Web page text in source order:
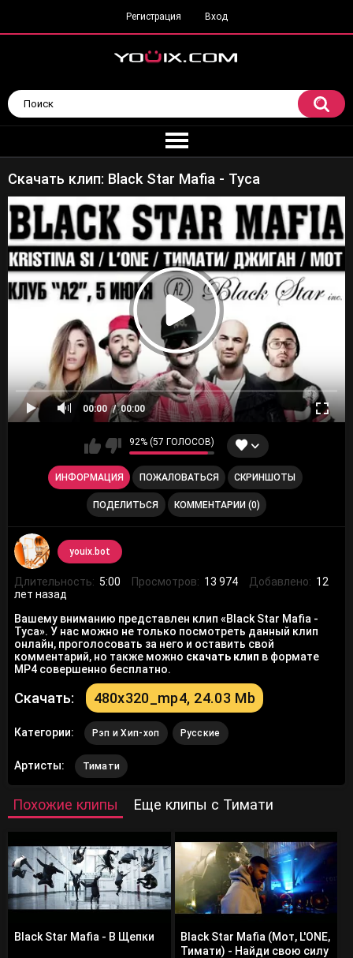
Регистрация Вход
Скачать клип: Black Star Mafia - Туса
00:00 00:00
92% (57 ГОЛОСОВ)
ИНФОРМАЦИЯ ПОЖАЛОВАТЬСЯ СКРИНШОТЫ
ПОДЕЛИТЬСЯ КОММЕНТАРИИ (0)
youix.bot
Длительность: 5:00 Просмотров: 13 974 Добавлено: 12
лет назад
Вашему вниманию представлен клип «Black Star Mafia -
Туса». У нас можно не только посмотреть данный клип
онлайн, проголосовать за него и оставить свой
комментарий, но также можно скачать клип в формате
MP4 совершенно бесплатно.
Скачать: 480x320_mp4, 24.03 Mb
Категории: Рэп и Хип-хоп Русские
Артисты: Тимати
Похожие клипы Еще клипы с Тимати
Black Star Mafia - В Щепки
Black Star Mafia (Мот, L'ONE,
Тимати) - Найди свою силу